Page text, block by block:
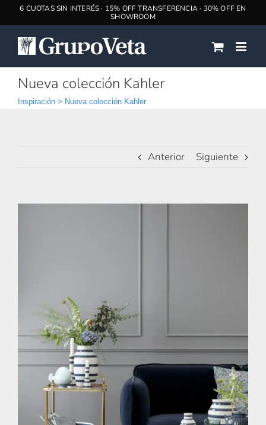
Nueva colección Kahler
Inspiración > Nueva colección Kahler
Anterior Siguiente